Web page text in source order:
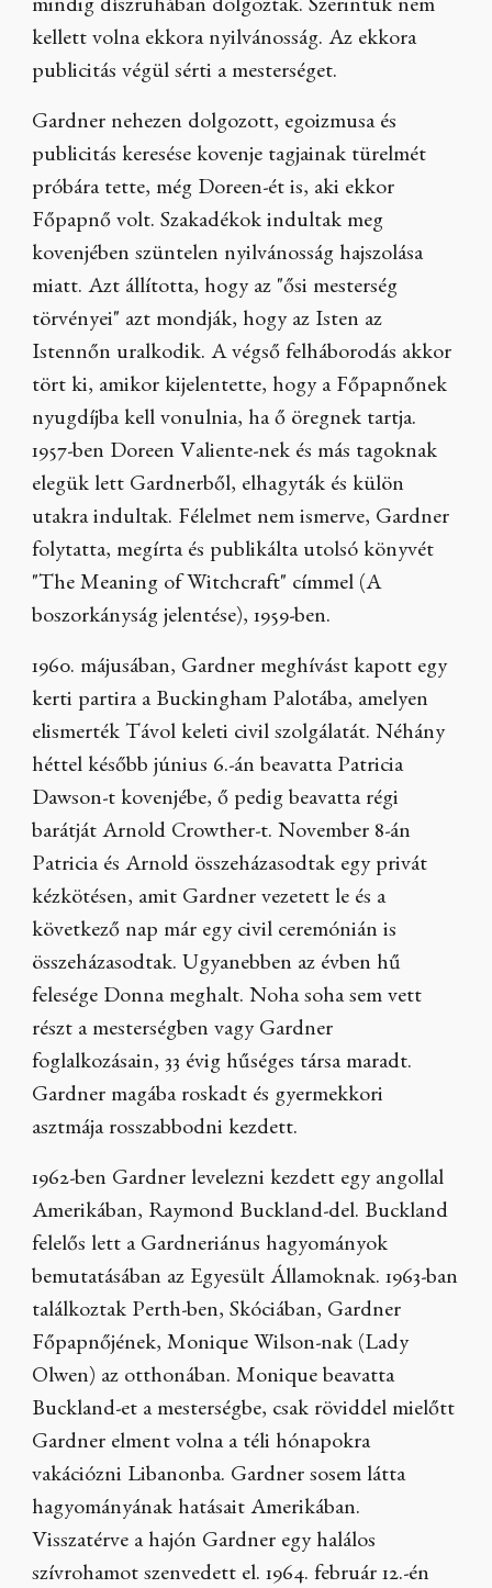
mindig díszruhában dolgoztak. Szerintük nem
kellett volna ekkora nyilvánosság. Az ekkora
publicitás végül sérti a mesterséget.
Gardner nehezen dolgozott, egoizmusa és
publicitás keresése kovenje tagjainak türelmét
próbára tette, még Doreen-ét is, aki ekkor
Főpapnő volt. Szakadékok indultak meg
kovenjében szüntelen nyilvánosság hajszolása
miatt. Azt állította, hogy az "ősi mesterség
törvényei" azt mondják, hogy az Isten az
Istennőn uralkodik. A végső felháborodás akkor
tört ki, amikor kijelentette, hogy a Főpapnőnek
nyugdíjba kell vonulnia, ha ő öregnek tartja.
1957-ben Doreen Valiente-nek és más tagoknak
elegük lett Gardnerből, elhagyták és külön
utakra indultak. Félelmet nem ismerve, Gardner
folytatta, megírta és publikálta utolsó könyvét
"The Meaning of Witchcraft" címmel (A
boszorkányság jelentése), 1959-ben.
1960. májusában, Gardner meghívást kapott egy
kerti partira a Buckingham Palotába, amelyen
elismerték Távol keleti civil szolgálatát. Néhány
héttel később június 6.-án beavatta Patricia
Dawson-t kovenjébe, ő pedig beavatta régi
barátját Arnold Crowther-t. November 8-án
Patricia és Arnold összeházasodtak egy privát
kézkötésen, amit Gardner vezetett le és a
következő nap már egy civil ceremónián is
összeházasodtak. Ugyanebben az évben hű
felesége Donna meghalt. Noha soha sem vett
részt a mesterségben vagy Gardner
foglalkozásain, 33 évig hűséges társa maradt.
Gardner magába roskadt és gyermekkori
asztmája rosszabbodni kezdett.
1962-ben Gardner levelezni kezdett egy angollal
Amerikában, Raymond Buckland-del. Buckland
felelős lett a Gardneriánus hagyományok
bemutatásában az Egyesült Államoknak. 1963-ban
találkoztak Perth-ben, Skóciában, Gardner
Főpapnőjének, Monique Wilson-nak (Lady
Olwen) az otthonában. Monique beavatta
Buckland-et a mesterségbe, csak röviddel mielőtt
Gardner elment volna a téli hónapokra
vakációzni Libanonba. Gardner sosem látta
hagyományának hatásait Amerikában.
Visszatérve a hajón Gardner egy halálos
szívrohamot szenvedett el. 1964. február 12.-én